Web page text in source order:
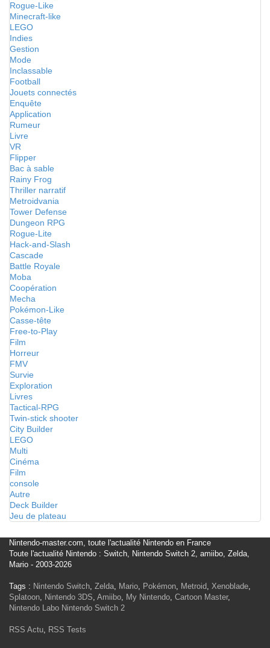
Rogue-Like
Minecraft-like
LEGO
Indies
Gestion
Mode
Inclassable
Football
Jouets connectés
Enquête
Application
Rumeur
Livre
VR
Flipper
Bac à sable
Rainy Frog
Thriller narratif
Metroidvania
Tower Defense
Dungeon RPG
Rogue-Lite
Hack-and-Slash
Cascade
Battle Royale
Moba
Coopération
Mecha
Pokémon-Like
Casse-tête
Free-to-Play
Film
Horreur
FMV
Survie
Exploration
Livres
Tactical-RPG
Twin-stick shooter
City Builder
LEGO
Multi
Cinéma
Film
console
Autre
Deck Builder
Jeu de plateau
Nintendo-master.com, toute l'actualité Nintendo en France
Toute l'actualité Nintendo : Switch, Nintendo Switch 2, amiibo, Zelda,
Mario - 2003-2026
Tags : Nintendo Switch, Zelda, Mario, Pokémon, Metroid, Xenoblade,
Splatoon, Nintendo 3DS, Amiibo, My Nintendo, Cartoon Master,
Nintendo Labo Nintendo Switch 2
RSS Actu, RSS Tests